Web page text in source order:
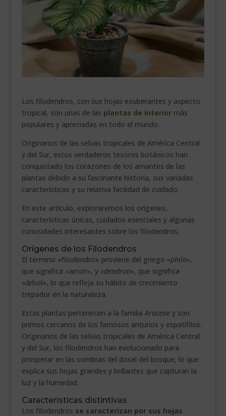
___________________________
VEURE EN CATALÀ
Los filodendros, con sus hojas exuberantes y aspecto
tropical, son unas de las plantas de interiormás
populares y apreciadas en todo el mundo.
Originarios de las selvas tropicales de América Central
y del Sur, estos verdaderos tesoros botánicos han
conquistado los corazones de los amantes de las
plantas debido a su fascinante historia, sus variadas
características y su relativa facilidad de cuidado.
En este artículo, exploraremos los orígenes,
características únicas, cuidados esenciales y algunas
curiosidades interesantes sobre los filodendros.
Orígenes de los Filodendros
El término «filodendro» proviene del griego «philo»,
que significa «amor», y «dendron», que significa
«árbol», lo que refleja su hábito de crecimiento
trepador en la naturaleza.
Estas plantas pertenecen a la familia Araceaey son
primos cercanos de los famosos anturios y espatifilos.
Originarios de las selvas tropicales de América Central
y del Sur, los filodendros han evolucionado para
prosperar en las sombras del dosel del bosque, lo que
explica sus hojas grandes y brillantes que capturan la
luz y la humedad.
Características distintivas
Los filodendros se caracterizan por sus hojas